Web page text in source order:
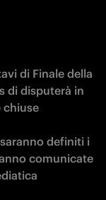
di Finale della
di disputerà in
chiuse
definiti i
comunicate